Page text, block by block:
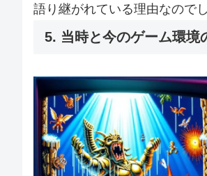
語り継がれている理由なのでし
5. 当時と今のゲーム環境